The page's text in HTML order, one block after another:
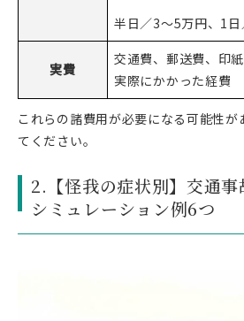
半日／3～5万円、1
実費
交通費、郵送費、印
実際にかかった経費
これらの諸費用が必要になる可能性が
てください。
2.【怪我の症状別】交通
シミュレーション例6つ